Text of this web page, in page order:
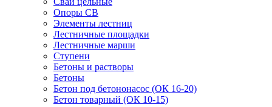
Опоры СВ
Элементы лестниц
Лестничные площадки
Лестничные марши
Ступени
Бетоны и растворы
Бетоны
Бетон под бетононасос (ОК 16-20)
Бетон товарный (ОК 10-15)